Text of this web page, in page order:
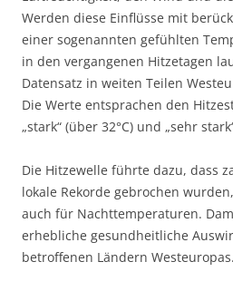
Werden diese Einflüsse mit
einer sogenannten gefühlten
in den vergangenen Hitzetagen
Datensatz in weiten Teilen
Die Werte entsprachen den
„stark“ (über 32°C) und „sehr
Die Hitzewelle führte dazu, dass
lokale Rekorde gebrochen
auch für Nachttemperaturen.
erhebliche gesundheitliche
betroffenen Ländern Westeuropas.